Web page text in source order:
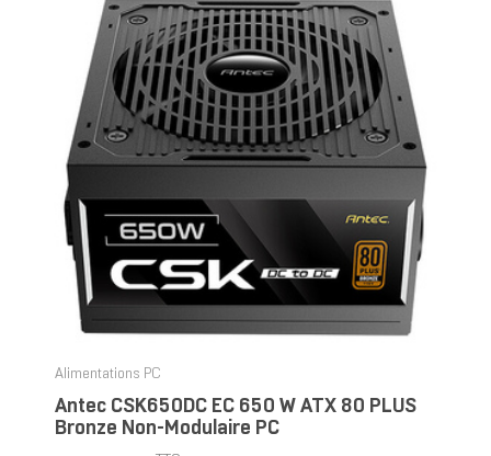
Alimentations PC
Antec CSK650DC EC 650 W ATX 80 PLUS
Bronze Non-Modulaire PC